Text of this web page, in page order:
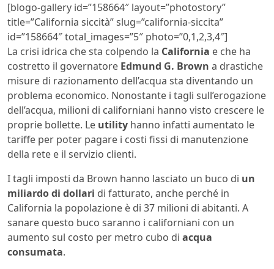
[blogo-gallery id=”158664″ layout=”photostory”
title=”California siccità” slug=”california-siccita”
id=”158664″ total_images=”5″ photo=”0,1,2,3,4″]
La crisi idrica che sta colpendo la California e che ha
costretto il governatore Edmund G. Brown a drastiche
misure di razionamento dell’acqua sta diventando un
problema economico. Nonostante i tagli sull’erogazione
dell’acqua, milioni di californiani hanno visto crescere le
proprie bollette. Le utility hanno infatti aumentato le
tariffe per poter pagare i costi fissi di manutenzione
della rete e il servizio clienti.
I tagli imposti da Brown hanno lasciato un buco di un
miliardo di dollari di fatturato, anche perché in
California la popolazione è di 37 milioni di abitanti. A
sanare questo buco saranno i californiani con un
aumento sul costo per metro cubo di acqua
consumata.